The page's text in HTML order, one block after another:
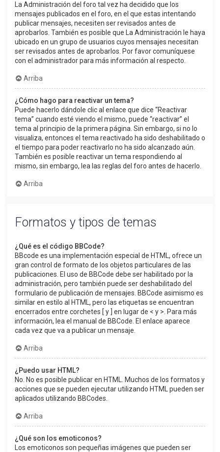
La Administración del foro tal vez ha decidido que los
mensajes publicados en el foro, en el que estas intentando
publicar mensajes, necesiten ser revisados antes de
aprobarlos. También es posible que La Administración le haya
ubicado en un grupo de usuarios cuyos mensajes necesitan
ser revisados antes de aprobarlos. Por favor comuníquese
con el administrador para más información al respecto.
Arriba
¿Cómo hago para reactivar un tema?
Puede hacerlo dándole clic al enlace que dice “Reactivar
tema” cuando esté viendo el mismo, puede “reactivar” el
tema al principio de la primera página. Sin embargo, si no lo
visualiza, entonces el tema reactivado ha sido deshabilitado o
el tiempo para poder reactivarlo no ha sido alcanzado aún.
También es posible reactivar un tema respondiendo al
mismo, sin embargo, lea las reglas del foro antes de hacerlo.
Arriba
Formatos y tipos de temas
¿Qué es el código BBCode?
BBcode es una implementación especial de HTML, ofrece un
gran control de formato de los objetos particulares de las
publicaciones. El uso de BBCode debe ser habilitado por la
administración, pero también puede ser deshabilitado del
formulario de publicación de mensajes. BBCode asimismo es
similar en estilo al HTML, pero las etiquetas se encuentran
encerrados entre corchetes [ y ] en lugar de < y >. Para más
información, lea el manual de BBCode. El enlace aparece
cada vez que va a publicar un mensaje.
Arriba
¿Puedo usar HTML?
No. No es posible publicar en HTML. Muchos de los formatos y
acciones que se pueden ejecutar utilizando HTML pueden ser
aplicados utilizando BBCodes.
Arriba
¿Qué son los emoticonos?
Los emoticonos son pequeñas imágenes que pueden ser